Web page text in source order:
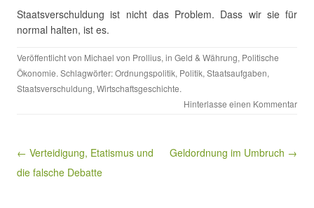
Staatsverschuldung ist nicht das Problem. Dass wir sie für
normal halten, ist es.
Veröffentlicht von Michael von Prollius, in Geld & Währung, Politische
Ökonomie. Schlagwörter:Ordnungspolitik, Politik, Staatsaufgaben,
Staatsverschuldung, Wirtschaftsgeschichte.
Hinterlasse einen Kommentar
Beitragsnavigation
← Verteidigung, Etatismus und
die falsche Debatte
Geldordnung im Umbruch →